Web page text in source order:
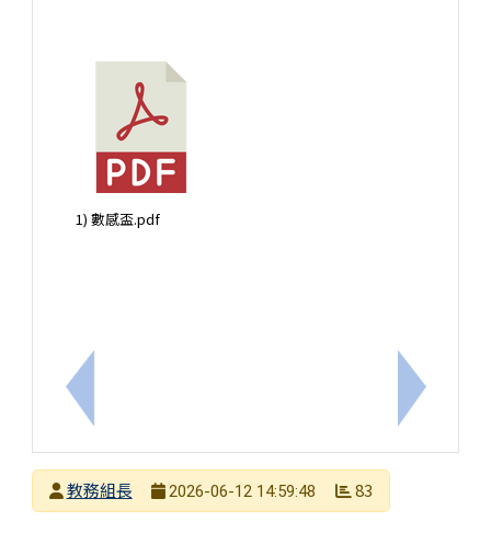
上一筆：【藥懂再用!畫出ㄅ級分】115年度用藥安全
1) 數感盃.pdf
下一筆：
發布者
教務組長
2026-06-12 14:59:48 83